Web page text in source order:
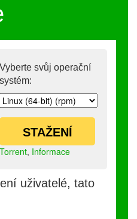
Vyberte svůj operační
systém:
STAŽENÍ
Torrent, Informace
uživatelé, tato